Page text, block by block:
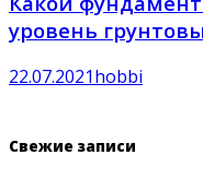
уровень
22.07.2021hobbi
Свежие записи